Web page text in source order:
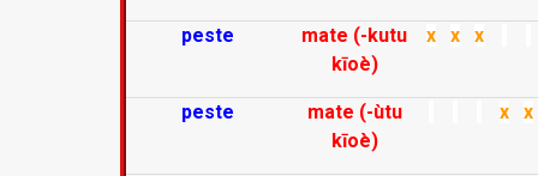
peste
mate (-kutu
kīoè)
x x x
peste
mate (-ùtu
kīoè)
x x